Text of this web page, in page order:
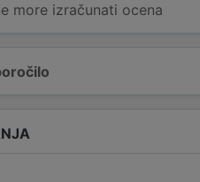
more izračunati ocena